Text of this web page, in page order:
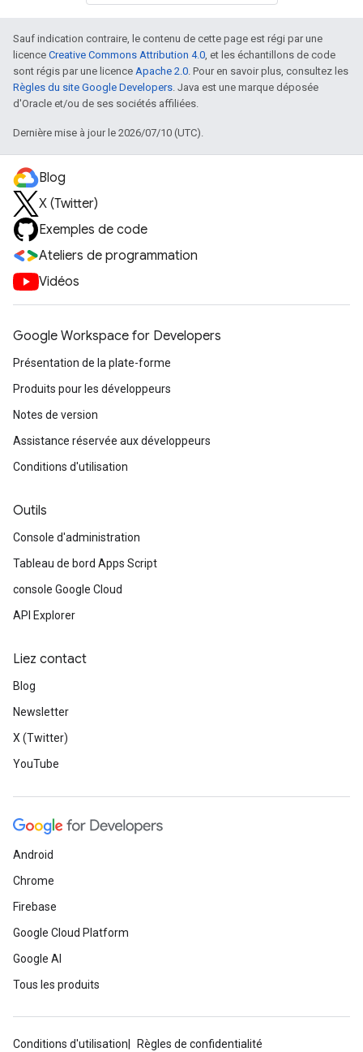
Sauf indication contraire, le contenu de cette page est régi par une
licence Creative Commons Attribution 4.0, et les échantillons de code
sont régis par une licence Apache 2.0. Pour en savoir plus, consultez les
Règles du site Google Developers. Java est une marque déposée
d'Oracle et/ou de ses sociétés affiliées.
Dernière mise à jour le 2026/07/10 (UTC).
Blog
X (Twitter)
Exemples de code
Ateliers de programmation
Vidéos
Google Workspace for Developers
Présentation de la plate-forme
Produits pour les développeurs
Notes de version
Assistance réservée aux développeurs
Conditions d'utilisation
Outils
Console d'administration
Tableau de bord Apps Script
console Google Cloud
API Explorer
Liez contact
Blog
Newsletter
X (Twitter)
YouTube
Android
Chrome
Firebase
Google Cloud Platform
Google AI
Tous les produits
Conditions d'utilisation Règles de confidentialité